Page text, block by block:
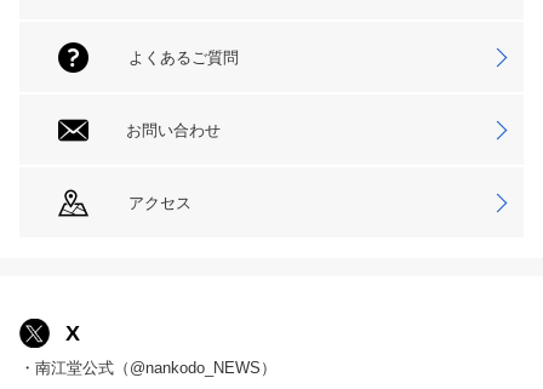
よくあるご質問
お問い合わせ
アクセス
X
・南江堂公式（@nankodo_NEWS）